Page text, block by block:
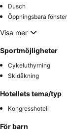
Dusch
Öppningsbara fönster
Visa mer
Sportmöjligheter
Cykeluthyrning
Skidåkning
Hotellets tema/typ
Kongresshotell
För barn